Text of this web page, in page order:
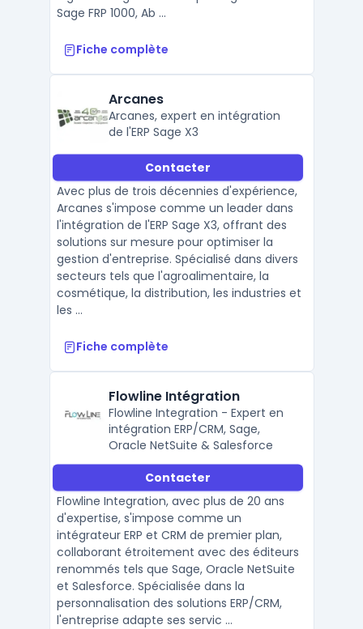
Sage FRP 1000, Ab ...
Fiche complète
Arcanes
Arcanes, expert en intégration
de l'ERP Sage X3
Contacter
Avec plus de trois décennies d'expérience,
Arcanes s'impose comme un leader dans
l'intégration de l'ERP Sage X3, offrant des
solutions sur mesure pour optimiser la
gestion d'entreprise. Spécialisé dans divers
secteurs tels que l'agroalimentaire, la
cosmétique, la distribution, les industries et
les ...
Fiche complète
Flowline Intégration
Flowline Integration - Expert en
intégration ERP/CRM, Sage,
Oracle NetSuite & Salesforce
Contacter
Flowline Integration, avec plus de 20 ans
d'expertise, s'impose comme un
intégrateur ERP et CRM de premier plan,
collaborant étroitement avec des éditeurs
renommés tels que Sage, Oracle NetSuite
et Salesforce. Spécialisée dans la
personnalisation des solutions ERP/CRM,
l'entreprise adapte ses servic ...